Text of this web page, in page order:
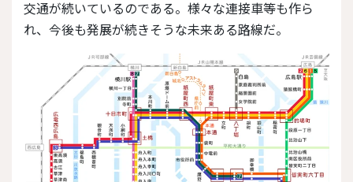
交通が続いているのである。様々な連接車等も作ら
れ、今後も発展が続きそうな未来ある路線だ。